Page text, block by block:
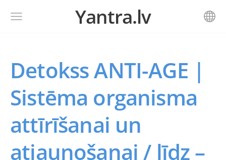
Yantra.lv
Detokss ANTI-AGE |
Sistēma organisma
attīrīšanai un
atjaunošanai / līdz –